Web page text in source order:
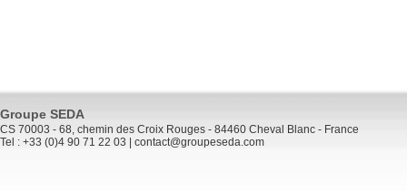
Groupe SEDA
CS 70003 - 68, chemin des Croix Rouges - 84460 Cheval Blanc - France
Tel : +33 (0)4 90 71 22 03 | contact@groupeseda.com